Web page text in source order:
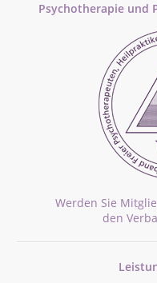
Psychotherapie und
Werden Sie
den